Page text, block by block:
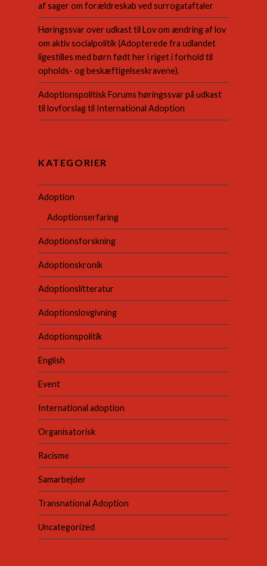
af sager om forældreskab ved surrogataftaler
Høringssvar over udkast til Lov om ændring af lov
om aktiv socialpolitik (Adopterede fra udlandet
ligestilles med børn født her i riget i forhold til
opholds- og beskæftigelseskravene).
Adoptionspolitisk Forums høringssvar på udkast
til lovforslag til International Adoption
KATEGORIER
Adoption
Adoptionserfaring
Adoptionsforskning
Adoptionskronik
Adoptionslitteratur
Adoptionslovgivning
Adoptionspolitik
English
Event
International adoption
Organisatorisk
Racisme
Samarbejder
Transnational Adoption
Uncategorized